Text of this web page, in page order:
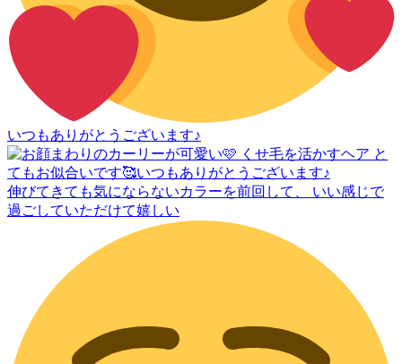
いつもありがとうございます♪
伸びてきても気にならないカラーを前回して、 いい感じで
過ごしていただけて嬉しい